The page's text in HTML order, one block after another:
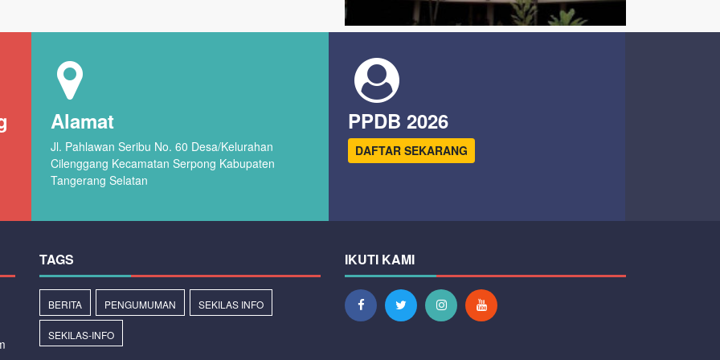
Alamat
Jl. Pahlawan Seribu No. 60 Desa/Kelurahan
Cilenggang Kecamatan Serpong Kabupaten
Tangerang Selatan
PPDB 2026
DAFTAR SEKARANG
TAGS
BERITA PENGUMUMAN SEKILAS INFO
SEKILAS-INFO
IKUTI KAMI